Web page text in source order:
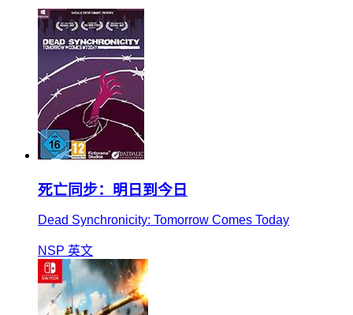
死亡同步：明日到今日
Dead Synchronicity: Tomorrow Comes Today
NSP 英文